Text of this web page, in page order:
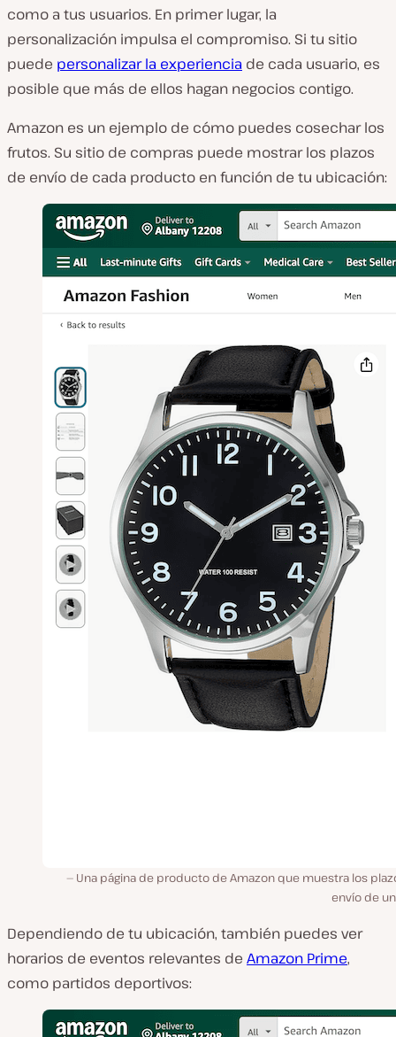
como a tus usuarios. En primer lugar, la
personalización impulsa el compromiso. Si tu sitio
puede personalizar la experiencia de cada usuario, es
posible que más de ellos hagan negocios contigo.
Amazon es un ejemplo de cómo puedes cosechar los
frutos. Su sitio de compras puede mostrar los plazos
de envío de cada producto en función de tu ubicación:
Una página de producto de Amazon que muestra los
envío de
Dependiendo de tu ubicación, también puedes ver
horarios de eventos relevantes de Amazon Prime,
como partidos deportivos: